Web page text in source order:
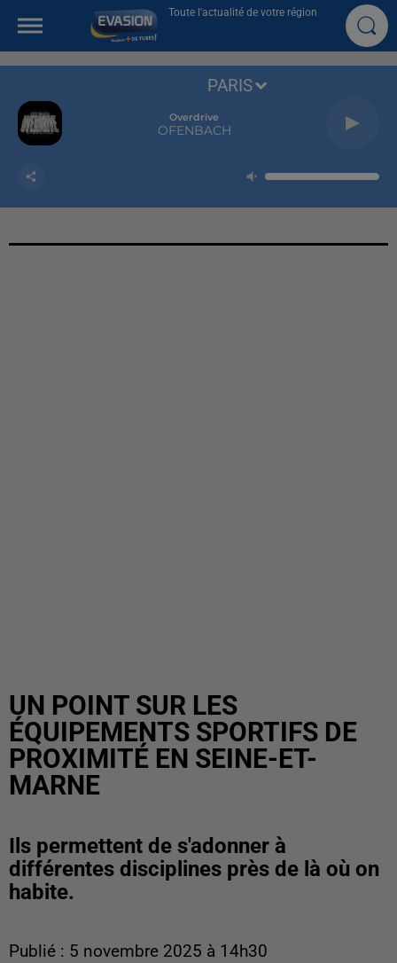
Toute l'actualité de votre région
Overdrive
OFENBACH
PARIS
UN POINT SUR LES
ÉQUIPEMENTS SPORTIFS DE
PROXIMITÉ EN SEINE-ET-
MARNE
Ils permettent de s'adonner à
différentes disciplines près de là où on
habite.
Publié : 5 novembre 2025 à 14h30